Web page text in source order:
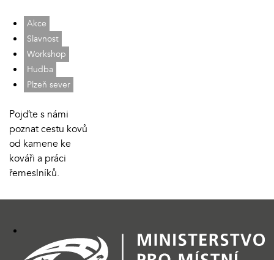
Akce
Slavnost
Workshop
Hudba
Plzeň sever
Pojďte s námi
poznat cestu kovů
od kamene ke
kováři a práci
řemeslníků.